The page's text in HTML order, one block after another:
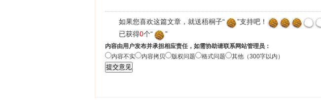
如果您喜欢这篇文章，就送梧桐子“
”支持吧！
已获得0个“ ”
内容由用户发布并承担相应责任，如需协助请联系网站管理员：
内容不实
内容拷贝 版权问题 格式问题 其他（300字以内）